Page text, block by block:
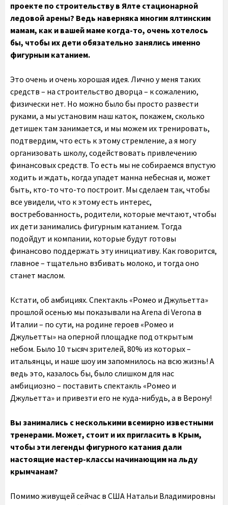
проекте по строительству в Ялте стационарной
ледовой арены? Ведь наверняка многим ялтинским
мамам, как и вашей маме когда-то, очень хотелось
бы, чтобы их дети обязательно занялись именно
фигурным катанием.
Это очень и очень хорошая идея. Лично у меня таких
средств – на строительство дворца – к сожалению,
физически нет. Но можно было бы просто развести
руками, а мы установим наш каток, покажем, сколько
детишек там занимается, и мы можем их тренировать,
подтвердим, что есть к этому стремление, а я могу
организовать школу, содействовать привлечению
финансовых средств. То есть мы не собираемся впустую
ходить и ждать, когда упадет манна небесная и, может
быть, кто-то что-то построит. Мы сделаем так, чтобы
все увидели, что к этому есть интерес,
востребованность, родители, которые мечтают, чтобы
их дети занимались фигурным катанием. Тогда
подойдут и компании, которые будут готовы
финансово поддержать эту инициативу. Как говорится,
главное – тщательно взбивать молоко, и тогда оно
станет маслом.
Кстати, об амбициях. Спектакль «Ромео и Джульетта»
прошлой осенью мы показывали на Arena di Verona в
Италии – по сути, на родине героев «Ромео и
Джульетты» на оперной площадке под открытым
небом. Было 10 тысяч зрителей, 80% из которых –
итальянцы, и наше шоу им запомнилось на всю жизнь! А
ведь это, казалось бы, было слишком для нас
амбициозно – поставить спектакль «Ромео и
Джульетта» и привезти его не куда-нибудь, а в Верону!
Вы занимались с несколькими всемирно известными
тренерами. Может, стоит и их пригласить в Крым,
чтобы эти легенды фигурного катания дали
настоящие мастер-классы начинающим на льду
крымчанам?
Помимо живущей сейчас в США Натальи Владимировны